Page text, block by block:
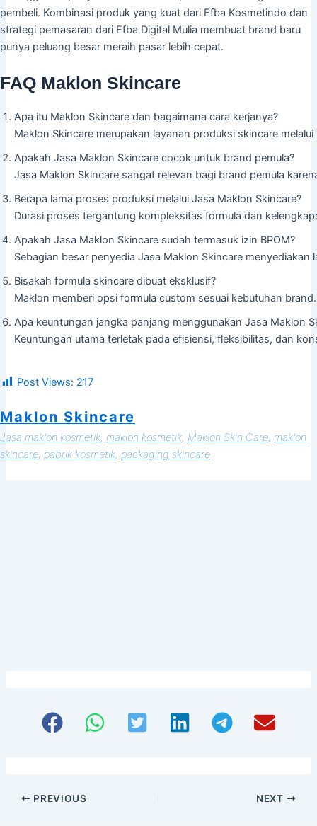
pembeli. Kombinasi produk yang kuat dari Efba Kosmetindo dan
strategi pemasaran dari Efba Digital Mulia membuat brand baru
punya peluang besar meraih pasar lebih cepat.
FAQ Maklon Skincare
Apa itu Maklon Skincare dan bagaimana cara kerjanya?
Maklon Skincare merupakan layanan produksi skincare
Apakah Jasa Maklon Skincare cocok untuk brand pemula?
Jasa Maklon Skincare sangat relevan bagi brand pemula
Berapa lama proses produksi melalui Jasa Maklon Skincare?
Durasi proses tergantung kompleksitas formula dan
Apakah Jasa Maklon Skincare sudah termasuk izin BPOM?
Sebagian besar penyedia Jasa Maklon Skincare
Bisakah formula skincare dibuat eksklusif?
Maklon memberi opsi formula custom sesuai kebutuhan
Apa keuntungan jangka panjang menggunakan Jasa Maklon
Keuntungan utama terletak pada efisiensi, fleksibilitas, dan
Post Views: 217
Maklon Skincare
Jasa maklon kosmetik, maklon kosmetik, Maklon Skin Care, maklon
skincare, pabrik kosmetik, packaging skincare
PREVIOUS NEXT